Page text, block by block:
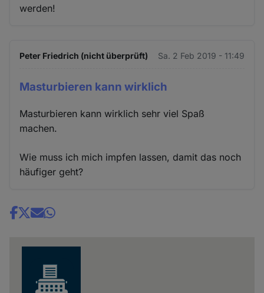
werden!
Peter Friedrich (nicht überprüft) Sa. 2 Feb 2019 - 11:49
Masturbieren kann wirklich
Masturbieren kann wirklich sehr viel Spaß
machen.
Wie muss ich mich impfen lassen, damit das noch
häufiger geht?
Share